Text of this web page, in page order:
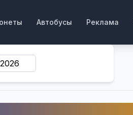
Автобусы Реклама